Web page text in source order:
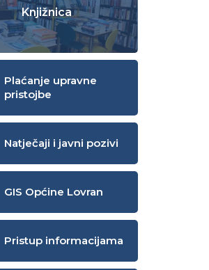
Knjižnica
Plaćanje upravne
pristojbe
Natječaji i javni pozivi
GIS Općine Lovran
Pristup informacijama